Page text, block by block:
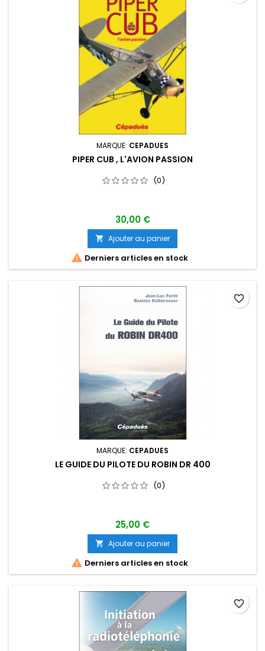
MARQUE: CEPADUES
PIPER CUB , L'AVION PASSION
(0)
30,00 €
 Ajouter au panier
 Derniers articles en stock
MARQUE: CEPADUES
LE GUIDE DU PILOTE DU ROBIN DR 400
(0)
25,00 €
 Ajouter au panier
 Derniers articles en stock
favorite_border
favorite_border